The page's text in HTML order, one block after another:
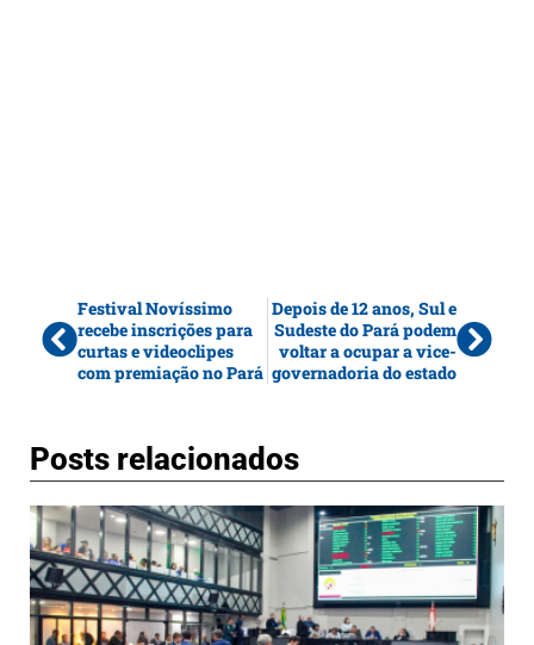
Festival Novíssimo
recebe inscrições para
curtas e videoclipes
com premiação no Pará
Depois de 12 anos, Sul e
Sudeste do Pará podem
voltar a ocupar a vice-
governadoria do estado
Posts relacionados